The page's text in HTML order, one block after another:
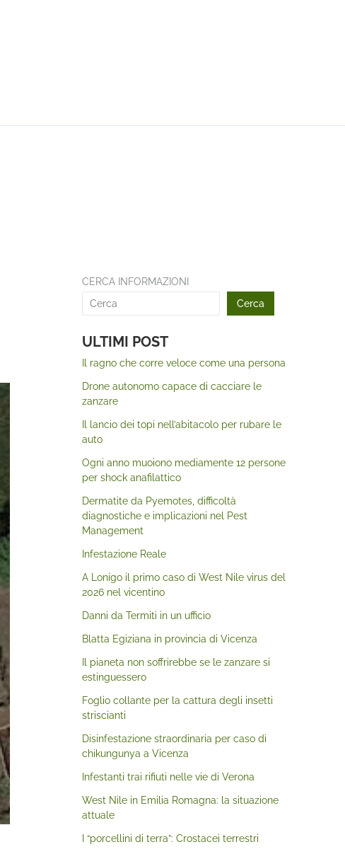
CERCA INFORMAZIONI
Cerca
ULTIMI POST
Il ragno che corre veloce come una persona
Drone autonomo capace di cacciare le
zanzare
Il lancio dei topi nell’abitacolo per rubare le
auto
Ogni anno muoiono mediamente 12 persone
per shock anafilattico
Dermatite da Pyemotes, difficoltà
diagnostiche e implicazioni nel Pest
Management
Infestazione Reale
A Lonigo il primo caso di West Nile virus del
2026 nel vicentino
Danni da Termiti in un ufficio
Blatta Egiziana in provincia di Vicenza
Il pianeta non soffrirebbe se le zanzare si
estinguessero
Foglio collante per la cattura degli insetti
striscianti
Disinfestazione straordinaria per caso di
chikungunya a Vicenza
Infestanti trai rifiuti nelle vie di Verona
West Nile in Emilia Romagna: la situazione
attuale
I “porcellini di terra”: Crostacei terrestri